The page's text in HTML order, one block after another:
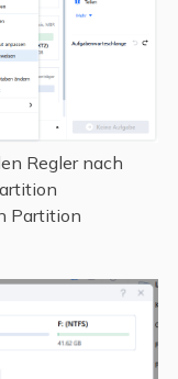
Regler nach
Partition